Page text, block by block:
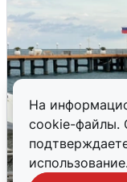
На
cookie-файлы.